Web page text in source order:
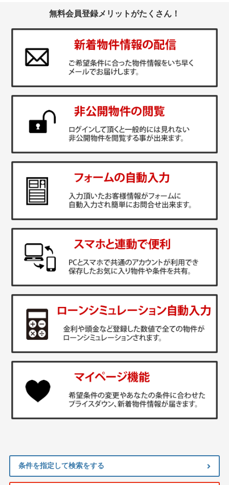
無料会員登録メリットがたくさん！
条件を指定して検索をする